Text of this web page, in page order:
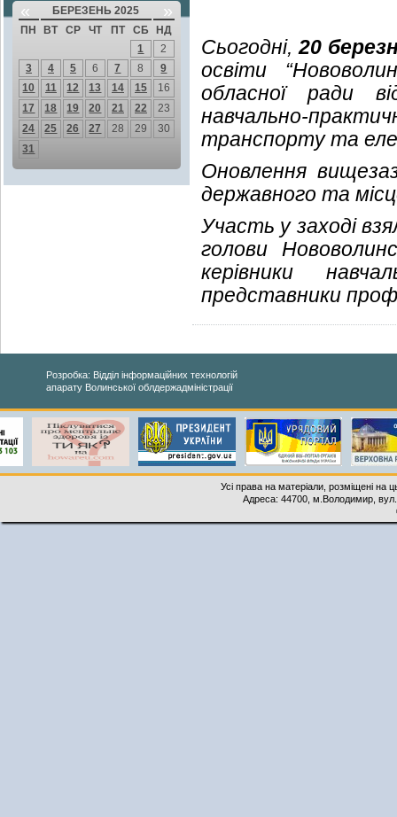
« БЕРЕЗЕНЬ 2025 »
ПН ВТ СР ЧТ ПТ СБ
НД
1
2
3
4 5 6 7 8
9
10
11 12 13 14 15
16
17
18 19 20 21 22
23
24
25 26 27 28 29
30
31
Сьогодні, 20
освіти
обласної ради
навчально-
транспорту та
Оновлення
державного та
Участь у заході
голови
керівники
представники
Розробка: Відділ інформаційних технологій
апарату Волинської облдержадміністрації
Усі права на матеріали, розміщені на
Адреса: 44700, м.Володимир,